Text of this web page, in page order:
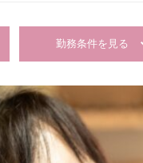
勤務条件を見る